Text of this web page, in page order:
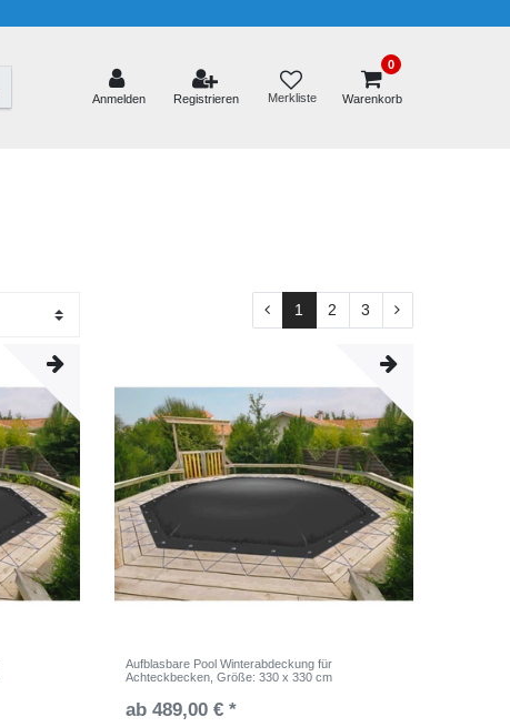
Anmelden Registrieren Merkliste
0
Warenkorb
1 2 3
Aufblasbare Pool Winterabdeckung für
Achteckbecken , Größe: 330 x 330 cm
ab 489,00 € *